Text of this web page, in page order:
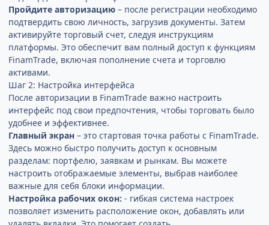
Пройдите авторизацию – после регистрации необходимо
подтвердить свою личность, загрузив документы. Затем
активируйте торговый счет, следуя инструкциям
платформы. Это обеспечит вам полный доступ к функциям
FinamTrade, включая пополнение счета и торговлю
активами.
Шаг 2: Настройка интерфейса
После авторизации в FinamTrade важно настроить
интерфейс под свои предпочтения, чтобы торговать было
удобнее и эффективнее.
Главный экран – это стартовая точка работы с FinamTrade.
Здесь можно быстро получить доступ к основным
разделам: портфелю, заявкам и рынкам. Вы можете
настроить отображаемые элементы, выбрав наиболее
важные для себя блоки информации.
Настройка рабочих окон:- гибкая система настроек
позволяет изменить расположение окон, добавлять или